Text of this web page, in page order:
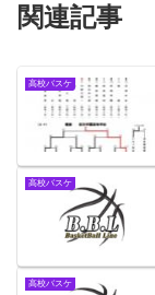
関連記事
高校バスケ
高校バスケ
高校バスケ